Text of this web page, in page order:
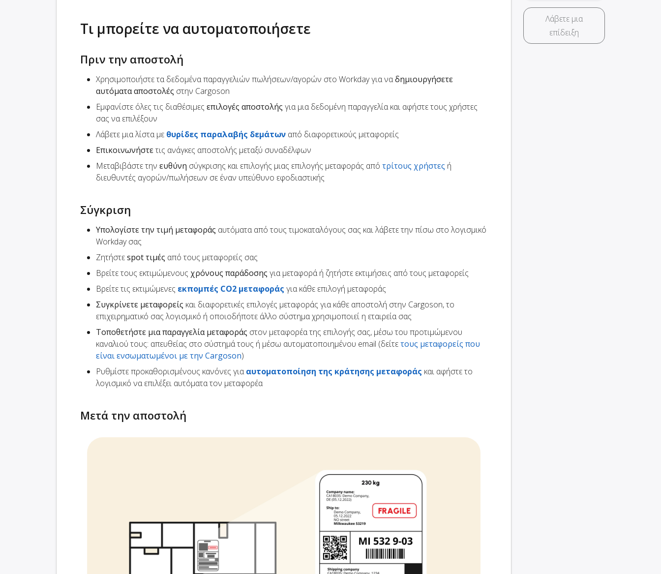
Τι μπορείτε να αυτοματοποιήσετε
Πριν την αποστολή
Χρησιμοποιήστε τα δεδομένα παραγγελιών πωλήσεων/αγορών στο Workday για ναδημιουργήσετε
αυτόματα αποστολές στην Cargoson
Εμφανίστε όλες τις διαθέσιμες επιλογές αποστολής για μια δεδομένη παραγγελία και αφήστε τους χρήστες
σας να επιλέξουν
Λάβετε μια λίστα με θυρίδες παραλαβής δεμάτων από διαφορετικούς μεταφορείς
Επικοινωνήστετις ανάγκες αποστολής μεταξύ συναδέλφων
Μεταβιβάστε την ευθύνη σύγκρισης και επιλογής μιας επιλογής μεταφοράς από τρίτους χρήστες ή
διευθυντές αγορών/πωλήσεων σε έναν υπεύθυνο εφοδιαστικής
Σύγκριση
Υπολογίστε την τιμή μεταφοράς αυτόματα από τους τιμοκαταλόγους σας και λάβετε την πίσω στο λογισμικό
Workday σας
Ζητήστεspot τιμές από τους μεταφορείς σας
Βρείτε τους εκτιμώμενους χρόνους παράδοσης για μεταφορά ή ζητήστε εκτιμήσεις από τους μεταφορείς
Βρείτε τις εκτιμώμενες εκπομπές CO2 μεταφοράς για κάθε επιλογή μεταφοράς
Συγκρίνετε μεταφορείς και διαφορετικές επιλογές μεταφοράς για κάθε αποστολή στην Cargoson, το
επιχειρηματικό σας λογισμικό ή οποιοδήποτε άλλο σύστημα χρησιμοποιεί η εταιρεία σας
Τοποθετήστε μια παραγγελία μεταφοράς στον μεταφορέα της επιλογής σας, μέσω του προτιμώμενου
καναλιού τους: απευθείας στο σύστημά τους ή μέσω αυτοματοποιημένου email (δείτετους μεταφορείς που
είναι ενσωματωμένοι με την Cargoson)
Ρυθμίστε προκαθορισμένους κανόνες γιααυτοματοποίηση της κράτησης μεταφοράς και αφήστε το
λογισμικό να επιλέξει αυτόματα τον μεταφορέα
Μετά την αποστολή
Λάβετε μια
επίδειξη